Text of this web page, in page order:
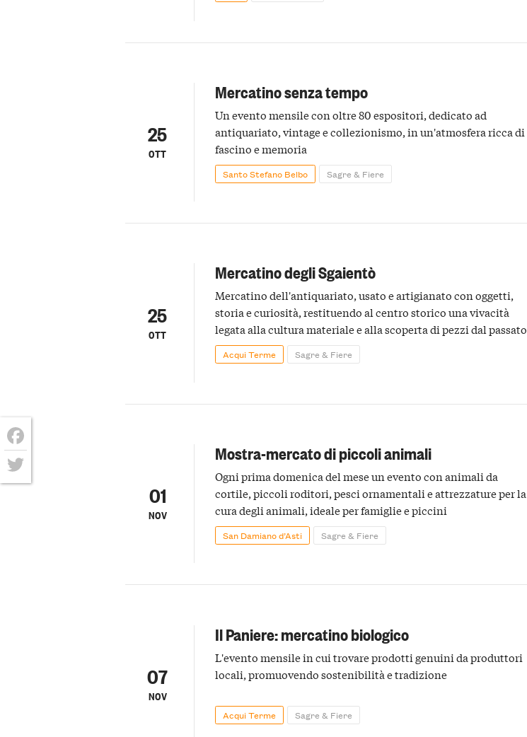
25
OTT
Mercatino senza tempo
Un evento mensile con oltre 80 espositori, dedicato ad
antiquariato, vintage e collezionismo, in un'atmosfera ricca di
fascino e memoria
Santo Stefano Belbo Sagre & Fiere
25
OTT
Mercatino degli Sgaientò
Mercatino dell'antiquariato, usato e artigianato con oggetti,
storia e curiosità, restituendo al centro storico una vivacità
legata alla cultura materiale e alla scoperta di pezzi dal passato
Acqui Terme Sagre & Fiere
01
NOV
Mostra-mercato di piccoli animali
Ogni prima domenica del mese un evento con animali da
cortile, piccoli roditori, pesci ornamentali e attrezzature per la
cura degli animali, ideale per famiglie e piccini
San Damiano d’Asti Sagre & Fiere
07
NOV
Il Paniere: mercatino biologico
L'evento mensile in cui trovare prodotti genuini da produttori
locali, promuovendo sostenibilità e tradizione
Acqui Terme Sagre & Fiere
Facebook
Twitter